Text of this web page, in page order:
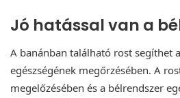
Jó hatással van a
A banánban található rost segíthet
egészségének megőrzésében. A
megelőzésében és a bélrendszer